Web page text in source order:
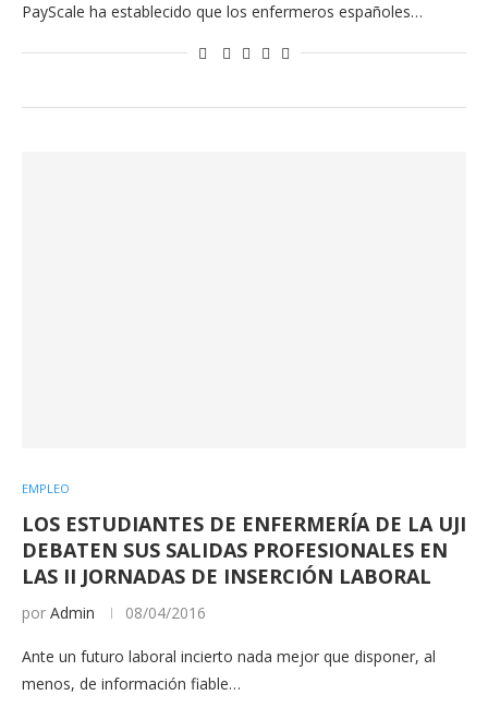
PayScale ha establecido que los enfermeros españoles…
EMPLEO
LOS ESTUDIANTES DE ENFERMERÍA DE LA UJI
DEBATEN SUS SALIDAS PROFESIONALES EN
LAS II JORNADAS DE INSERCIÓN LABORAL
por Admin 08/04/2016
Ante un futuro laboral incierto nada mejor que disponer, al
menos, de información fiable…